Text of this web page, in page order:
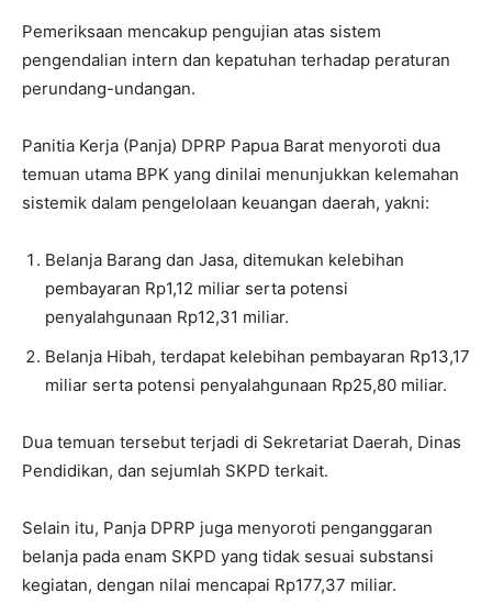
Pemeriksaan mencakup pengujian atas sistem
pengendalian intern dan kepatuhan terhadap peraturan
perundang-undangan.
Panitia Kerja (Panja) DPRP Papua Barat menyoroti dua
temuan utama BPK yang dinilai menunjukkan kelemahan
sistemik dalam pengelolaan keuangan daerah, yakni:
Belanja Barang dan Jasa, ditemukan kelebihan
pembayaran Rp1,12 miliar serta potensi
penyalahgunaan Rp12,31 miliar.
Belanja Hibah, terdapat kelebihan pembayaran Rp13,17
miliar serta potensi penyalahgunaan Rp25,80 miliar.
Dua temuan tersebut terjadi di Sekretariat Daerah, Dinas
Pendidikan, dan sejumlah SKPD terkait.
Selain itu, Panja DPRP juga menyoroti penganggaran
belanja pada enam SKPD yang tidak sesuai substansi
kegiatan, dengan nilai mencapai Rp177,37 miliar.